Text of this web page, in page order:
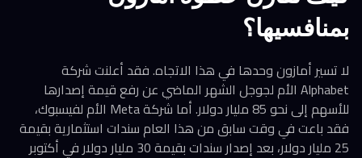
بمنافسيها؟
لا تسير أمازون وحدها في هذا الاتجاه. فقد أعلنت شركة
Alphabet الأم لجوجل الشهر الماضي عن رفع قيمة إصدارها
للأسهم إلى نحو 85 مليار دولار. أما شركة Meta الأم لفيسبوك،
فقد باعت في وقت سابق من هذا العام سندات استثمارية بقيمة
25 مليار دولار، بعد إصدار سندات بقيمة 30 مليار دولار في أكتوبر